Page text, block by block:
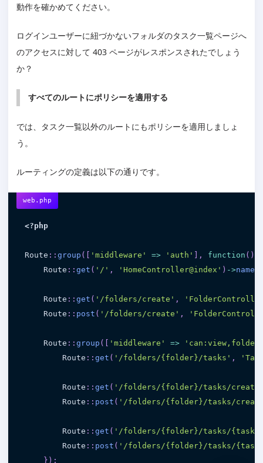
動作を確かめてください。
ログインユーザーに紐づかないフォルダのタスク一覧ページへ
のアクセスに対して 403 ページがレスポンスされたでしょう
か？
すべてのルートにポリシーを適用する
では、タスク一覧以外のルートにもポリシーを適用しましょ
う。
ルーティングの定義は以下の通りです。
web.php
<?php
Route : : group ( 'middleware' => 'auth' , function ( )
    Route
: : get ( '/' , 'HomeController@index' ) ->name
    Route
: : get ( '/folders/create' ,
    Route
: : post ( '/folders/create' ,
    Route
: : group ( 'middleware' =>
        Route
: : get ( '/folders/{folder}/tasks' ,
        Route
: : get ( '/folders/{folder}/tasks/
        Route
: : post ( '/folders/{folder}/tasks/
        Route
: : get ( '/folders/{folder}/tasks/
        Route
: : post ( '/folders/{folder}/tasks/
} ) ;